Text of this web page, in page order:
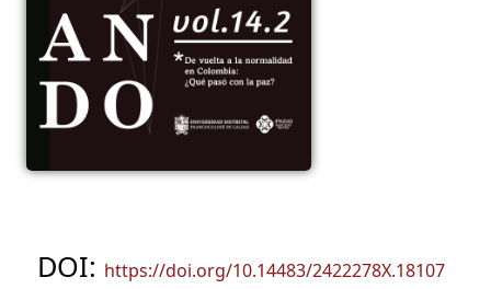
DOI: https://doi.org/10.14483/2422278X.18107